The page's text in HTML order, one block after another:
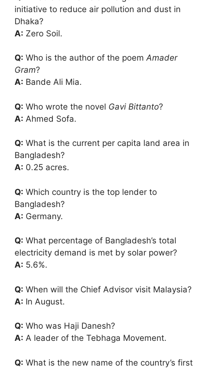
initiative to reduce air pollution and dust in
Dhaka?
A: Zero Soil.
Q: Who is the author of the poemAmader
Gram?
A: Bande Ali Mia.
Q: Who wrote the novel Gavi Bittanto?
A: Ahmed Sofa.
Q: What is the current per capita land area in
Bangladesh?
A: 0.25 acres.
Q: Which country is the top lender to
Bangladesh?
A: Germany.
Q: What percentage of Bangladesh’s total
electricity demand is met by solar power?
A: 5.6%.
Q: When will the Chief Advisor visit Malaysia?
A: In August.
Q: Who was Haji Danesh?
A: A leader of the Tebhaga Movement.
Q: What is the new name of the country’s first